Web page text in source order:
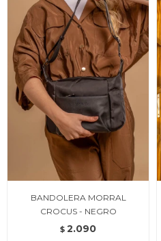
BANDOLERA MORRAL
CROCUS - NEGRO
$ 2.090